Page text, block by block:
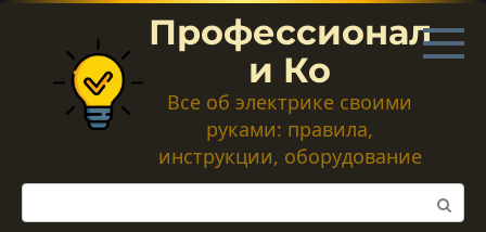
Перейти
контенту
Профессионал
и Ко
Все об электрике своими
руками: правила,
инструкции, оборудование
Поиск: